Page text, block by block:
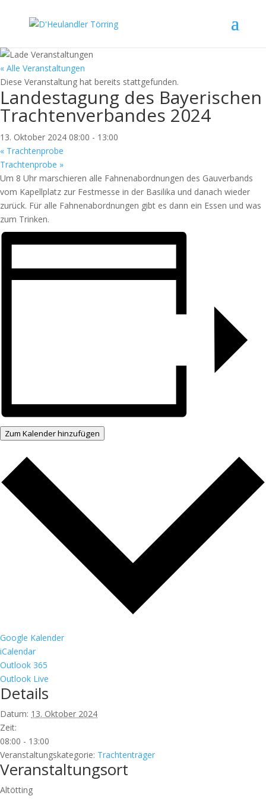
« Alle Veranstaltungen
Diese Veranstaltung hat bereits stattgefunden.
Landestagung des Bayerischen
Trachtenverbandes 2024
13. Oktober 2024 08:00 - 13:00
« Trachtenprobe
Trachtenprobe »
Um 8 Uhr marschieren alle Fahnenabordnungen des Gauverbands
vom Kapellplatz zur Festmesse in der Basilika und danach wieder
zurück. Für alle Fahnenabordnungen gibt es dann ein Essen und was
zum Trinken.
Zum Kalender hinzufügen
Google Kalender
iCalendar
Outlook 365
Outlook Live
Details
Datum: 13. Oktober 2024
Zeit:
08:00 - 13:00
Veranstaltungskategorie: Trachtenträger
Veranstaltungsort
Altötting